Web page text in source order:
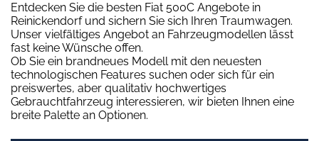
Entdecken Sie die besten Fiat 500C Angebote in
Reinickendorf und sichern Sie sich Ihren Traumwagen.
Unser vielfältiges Angebot an Fahrzeugmodellen lässt
fast keine Wünsche offen.
Ob Sie ein brandneues Modell mit den neuesten
technologischen Features suchen oder sich für ein
preiswertes, aber qualitativ hochwertiges
Gebrauchtfahrzeug interessieren, wir bieten Ihnen eine
breite Palette an Optionen.